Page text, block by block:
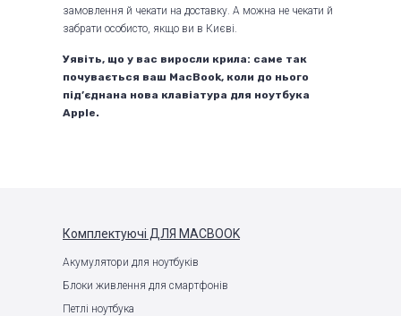
замовлення й чекати на доставку. А можна не чекати й
забрати особисто, якщо ви в Києві.
Уявіть, що у вас виросли крила: саме так
почувається ваш MacBook, коли до нього
під’єднана нова клавіатура для ноутбука
Apple.
Комплектуючі ДЛЯ MACBOOK
Акумулятори для ноутбуків
Блоки живлення для смартфонів
Петлі ноутбука